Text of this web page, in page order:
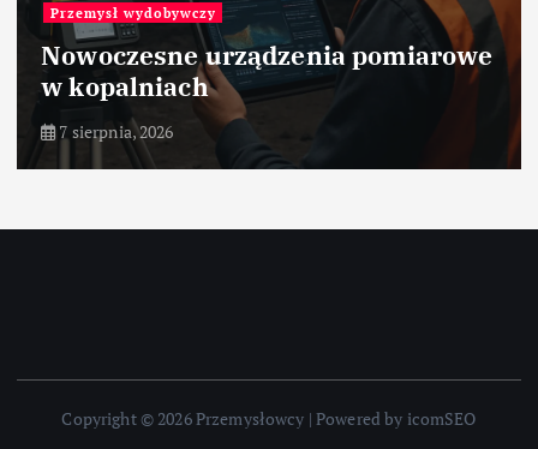
Przemysł wydobywczy
Nowoczesne urządzenia pomiarowe
w kopalniach
7 sierpnia, 2026
Copyright © 2026 Przemysłowcy | Powered by icomSEO